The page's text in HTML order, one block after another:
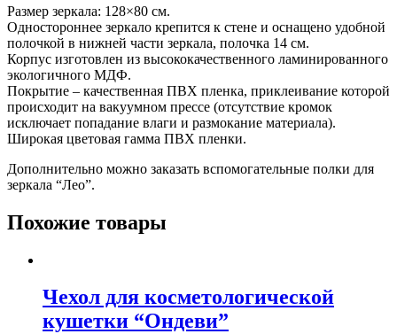
Размер зеркала: 128×80 см.
Одностороннее зеркало крепится к стене и оснащено удобной
полочкой в нижней части зеркала, полочка 14 см.
Корпус изготовлен из высококачественного ламинированного
экологичного МДФ.
Покрытие – качественная ПВХ пленка, приклеивание которой
происходит на вакуумном прессе (отсутствие кромок
исключает попадание влаги и размокание материала).
Широкая цветовая гамма ПВХ пленки.
Дополнительно можно заказать вспомогательные полки для
зеркала “Лео”.
Похожие товары
Чехол для косметологической
кушетки “Ондеви”